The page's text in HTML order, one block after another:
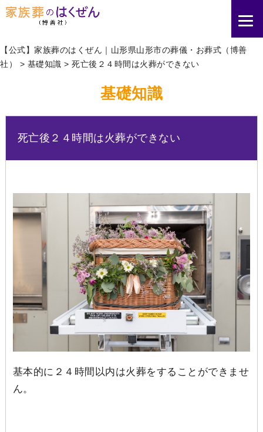
【公式】家族葬のはくぜん｜山形県山形市の葬儀・お葬式（博善
社）
> 基礎知識 > 死亡後２４時間は火葬ができない
基礎知識
死亡後２４時間は火葬ができない
基本的に２４時間以内は火葬をすることができませ
ん。